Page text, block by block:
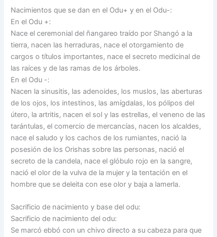
Nacimientos que se dan en el Odu+ y en el Odu-:
En el Odu +:
Nace el ceremonial del ñangareo traído por Shangó a la
tierra, nacen las herraduras, nace el otorgamiento de
cargos o títulos importantes, nace el secreto medicinal de
las raíces y de las ramas de los árboles.
En el Odu -:
Nacen la sinusitis, las adenoides, los muslos, las aberturas
de los ojos, los intestinos, las amígdalas, los pólipos del
útero, la artritis, nacen el sol y las estrellas, el veneno de las
tarántulas, el comercio de mercancías, nacen los alcaldes,
nace el saludo y los cachos de los rumiantes, nació la
posesión de los Orishas sobre las personas, nació el
secreto de la candela, nace el glóbulo rojo en la sangre,
nació el olor de la vulva de la mujer y la tentación en el
hombre que se deleita con ese olor y baja a lamerla.
Sacrificio de nacimiento y base del odu:
Sacrificio de nacimiento del odu:
Se marcó ebbó con un chivo directo a su cabeza para que